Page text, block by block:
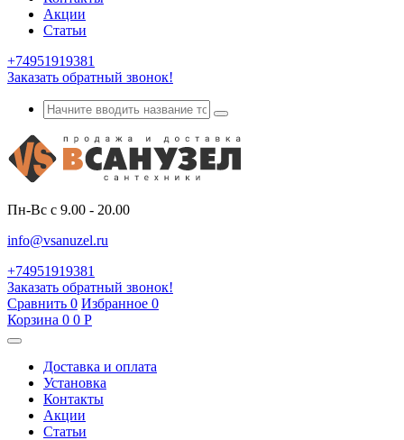
Акции
Статьи
+74951919381
Заказать обратный звонок!
Пн-Вс с 9.00 - 20.00
info@vsanuzel.ru
+74951919381
Заказать обратный звонок!
Сравнить 0 Избранное 0
Корзина 0 0 Р
Доставка и оплата
Установка
Контакты
Акции
Статьи